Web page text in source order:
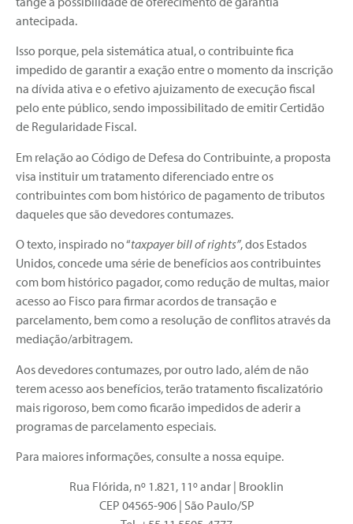
antecipada.
Isso porque, pela sistemática atual, o contribuinte fica
impedido de garantir a exação entre o momento da inscrição
na dívida ativa e o efetivo ajuizamento de execução fiscal
pelo ente público, sendo impossibilitado de emitir Certidão
de Regularidade Fiscal.
Em relação ao Código de Defesa do Contribuinte, a proposta
visa instituir um tratamento diferenciado entre os
contribuintes com bom histórico de pagamento de tributos
daqueles que são devedores contumazes.
O texto, inspirado no “taxpayer bill of rights”, dos Estados
Unidos, concede uma série de benefícios aos contribuintes
com bom histórico pagador, como redução de multas, maior
acesso ao Fisco para firmar acordos de transação e
parcelamento, bem como a resolução de conflitos através da
mediação/arbitragem.
Aos devedores contumazes, por outro lado, além de não
terem acesso aos benefícios, terão tratamento fiscalizatório
mais rigoroso, bem como ficarão impedidos de aderir a
programas de parcelamento especiais.
Para maiores informações, consulte a nossa equipe.
Rua Flórida, nº 1.821, 11º andar | Brooklin
CEP 04565-906 | São Paulo/SP